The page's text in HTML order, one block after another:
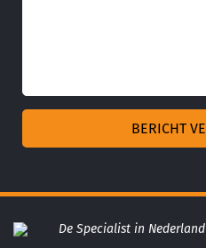
De Specialist in Nederland